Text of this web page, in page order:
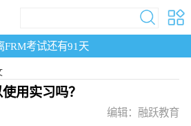
FRM考试还有91 天
用实习吗？
编辑：融跃教育